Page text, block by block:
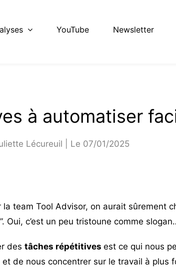
YouTube Newsletter
à automatiser
Lécureuil | Le 07/01/2025
team Tool Advisor, on aurait sûrement
”. Oui, c’est un peu tristoune comme
des tâches répétitives est ce qui nous
de nous concentrer sur le travail à plus